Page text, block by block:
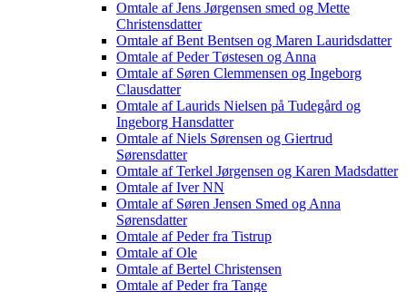
Omtale af Jens Jørgensen smed og Mette
Christensdatter
Omtale af Bent Bentsen og Maren Lauridsdatter
Omtale af Peder Tøstesen og Anna
Omtale af Søren Clemmensen og Ingeborg
Clausdatter
Omtale af Laurids Nielsen på Tudegård og
Ingeborg Hansdatter
Omtale af Niels Sørensen og Giertrud
Sørensdatter
Omtale af Terkel Jørgensen og Karen Madsdatter
Omtale af Iver NN
Omtale af Søren Jensen Smed og Anna
Sørensdatter
Omtale af Peder fra Tistrup
Omtale af Ole
Omtale af Bertel Christensen
Omtale af Peder fra Tange